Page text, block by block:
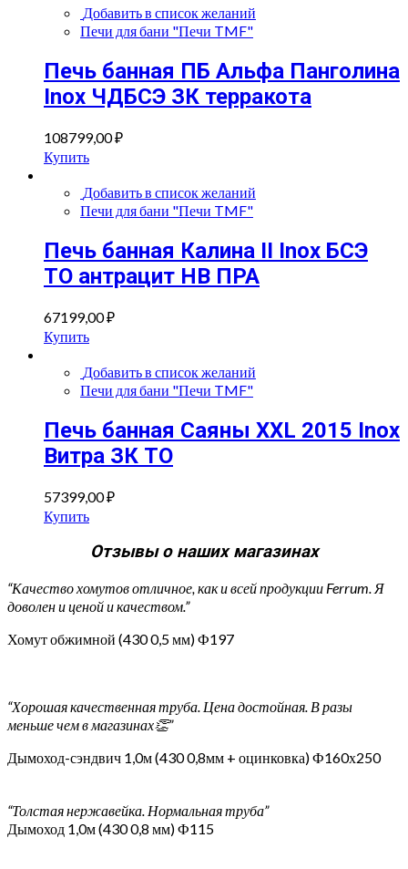
Добавить в список желаний
Печи для бани "Печи TMF"
Печь банная ПБ Альфа Панголина
Inox ЧДБСЭ ЗК терракота
108799,00₽
Купить
Добавить в список желаний
Печи для бани "Печи TMF"
Печь банная Калина II Inox БСЭ
ТО антрацит НВ ПРА
67199,00₽
Купить
Добавить в список желаний
Печи для бани "Печи TMF"
Печь банная Саяны XXL 2015 Inox
Витра ЗК ТО
57399,00₽
Купить
Отзывы о наших магазинах
“Качество хомутов отличное, как и всей продукции Ferrum. Я
доволен и ценой и качеством.”
Хомут обжимной (430 0,5 мм) Ф197
“Хорошая качественная труба. Цена достойная. В разы
меньше чем в магазинах👏”
Дымоход-сэндвич 1,0м (430 0,8мм + оцинковка) Ф160х250
“Толстая нержавейка. Нормальная труба”
Дымоход 1,0м (430 0,8 мм) Ф115